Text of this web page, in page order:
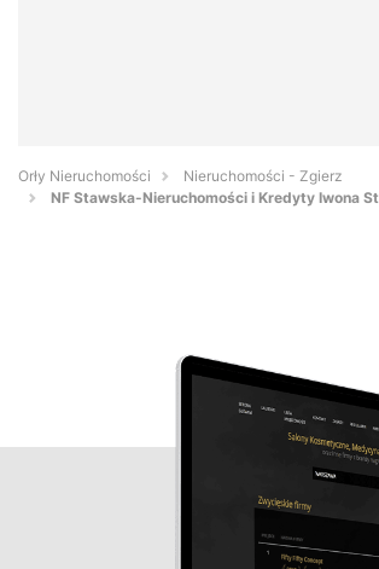
Orły Nieruchomości
Nieruchomości - Zgierz
NF Stawska-Nieruchomości i Kredyty Iwona